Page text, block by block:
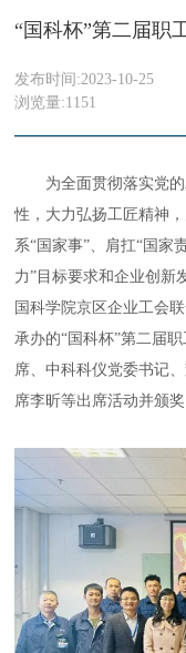
“国科杯”第二届职
发布时间:2023-10-25
浏览量:1151
为全面贯彻落实党
性，大力弘扬工匠精神
系“国家事”、肩扛“国家
力”目标要求和企业创新
国科学院京区企业工会
承办的“国科杯”第二届
席、中科科仪党委书记
席李昕等出席活动并颁